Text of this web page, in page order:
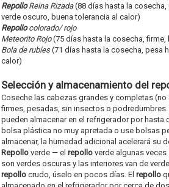
RepolloReina Rizada(88 días hasta la
verde oscuro, buena tolerancia al calor)
Repollocolorado/ rojo
Meteorito Rojo(75 días hasta la cosecha,
Bola de rubíes(71 días hasta la cosecha, pesa
calor)
Selección y almacenamiento del
Coseche las cabezas grandes y completas (no
firmes, pesadas, sin insectos o
pueden almacenar en el refrigerador por hasta
bolsa plástica no muy apretada o use bolsas
almacenar, la humedad adicional acelerará su
Repolloverde — el repolloverde algunas veces
son verdes oscuras y las interiores van de
repollocrudo, úselo en pocos días. El repollo